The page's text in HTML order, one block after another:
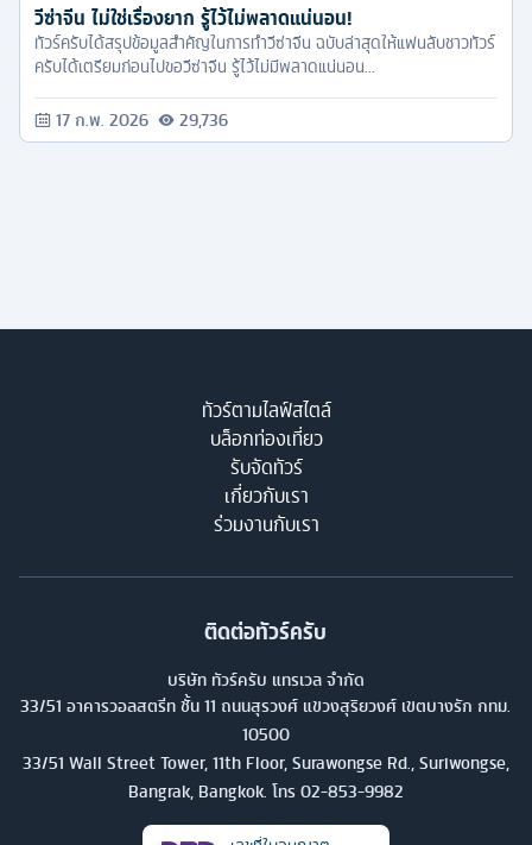
วีซ่าจีน ไม่ใช่เรื่องยาก รู้ไว้ไม่พลาดแน่นอน!
ทัวร์ครับได้สรุปข้อมูลสำคัญในการทำวีซ่าจีน ฉบับล่าสุดให้แฟนลับชาวทัวร์
ครับได้เตรียมก่อนไปขอวีซ่าจีน รู้ไว้ไม่มีพลาดแน่นอน...
17 ก.พ. 2026 29,736
ทัวร์ตามไลฟ์สไตล์
บล็อกท่องเที่ยว
รับจัดทัวร์
เกี่ยวกับเรา
ร่วมงานกับเรา
ติดต่อทัวร์ครับ
บริษัท ทัวร์ครับ แทรเวล จำกัด
33/51 อาคารวอลสตรีท ชั้น 11 ถนนสุรวงศ์ แขวงสุริยวงศ์ เขตบางรัก กทม.
10500
33/51 Wall Street Tower, 11th Floor, Surawongse Rd., Suriwongse,
Bangrak, Bangkok. โทร 02-853-9982